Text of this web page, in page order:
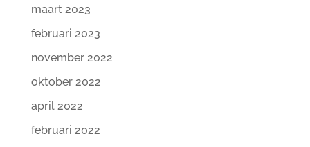
maart 2023
februari 2023
november 2022
oktober 2022
april 2022
februari 2022